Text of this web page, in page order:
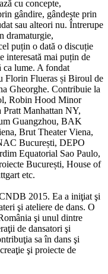
cu concepte,
gândire, gândește prin
sau alteori nu. Întrerupe
dramaturgie,
puțin o dată o discuție
interesată mai puțin de
ca lume. A fondat
Florin Flueras și Biroul de
Gheorghe. Contribuie la
Robin Hood Minor
Pratt Manhattan NY,
Guangzhou, BAK
Brut Theater Viena,
București, DEPO
Equatorial Sao Paulo,
București, House of
etc.
2015. Ea a iniţiat şi
şi ateliere de dans. O
şi unul dintre
de dansatori şi
sa în dans şi
şi proiecte de